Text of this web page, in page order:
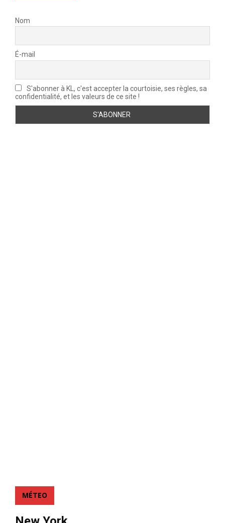
Nom
É-mail
S'abonner à KL, c'est accepter la courtoisie, ses règles, sa
confidentialité, et les valeurs de ce site !
MÉTEO